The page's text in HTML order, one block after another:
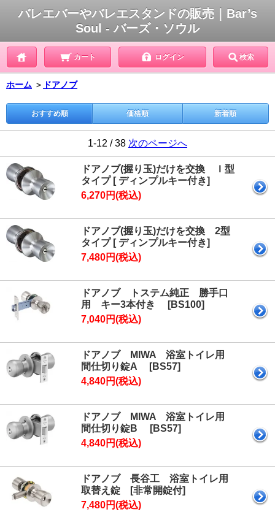
バレエバーやバレエスタンドの販売｜Bar’s
Soul - バーズ・ソウル
カート ログイン 検索
ホーム ＞ ドアノブ
おすすめ順 価格順 新着順
1-12 / 38 次のページへ
ドアノブ(握り玉)だけを交換 Ｉ型
タイプ [ ディンプルキー付き]
6,270円(税込)
ドアノブ(握り玉)だけを交換 2型
タイプ [ ディンプルキー付き]
7,480円(税込)
ドアノブ トステム純正 勝手口
用 キー3本付き [BS100]
7,040円(税込)
ドアノブ MIWA 浴室トイレ用
間仕切り錠A [BS57]
4,840円(税込)
ドアノブ MIWA 浴室トイレ用
間仕切り錠B [BS57]
4,840円(税込)
ドアノブ 長谷工 浴室トイレ用
取替え錠 [非常開錠付]
7,480円(税込)